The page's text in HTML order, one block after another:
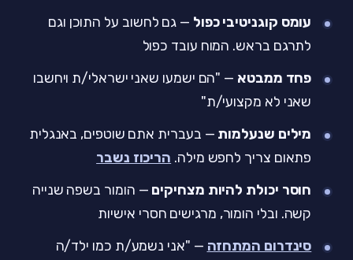
עומס קוגניטיבי כפול — גם לחשוב על התוכן וגם
לתרגם בראש. המוח עובד כפול
פחד ממבטא — "הם ישמעו שאני ישראלי/ת ויחשבו
שאני לא מקצועי/ת"
מילים שנעלמות — בעברית אתם שוטפים, באנגלית
פתאום צריך לחפש מילה. הריכוז נשבר
חוסר יכולת להיות מצחיקים — הומור בשפה שנייה
קשה. ובלי הומור, מרגישים חסרי אישיות
סינדרום המתחזה — "אני נשמע/ת כמו ילד/ה